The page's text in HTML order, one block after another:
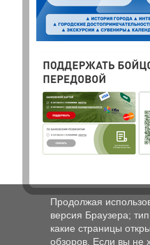
Продолжая
версия Браузера;
какие страницы
обзоров. Если вы не